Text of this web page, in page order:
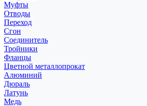
Муфты
Отводы
Переход
Сгон
Соединитель
Тройники
Фланцы
Цветной металлопрокат
Алюминий
Дюраль
Латунь
Медь